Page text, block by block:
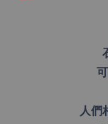
人們